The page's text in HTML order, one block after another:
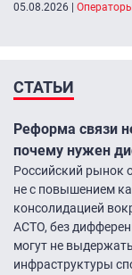
05.08.2026
СТАТЬИ
Реформа связи
почему нужен
Российский рынок
не с повышением
консолидацией
АСТО, без
могут не
инфраструктуры